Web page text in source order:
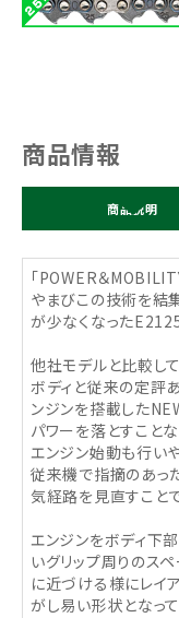
商品情報
商品説明
「POWER＆
やまびこの技術を結
が少なくなった
他社モデルと比較し
ボディと従来の定評
ンジンを搭載した
パワーを落とすこと
エンジン始動も行い
従来機で指摘のあっ
気経路を見直すこと
エンジンをボディ下
いグリップ周りのス
に近づける様にレイ
がし易い形状となって